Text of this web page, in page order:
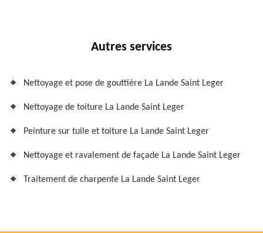
Autres services
Nettoyage et pose de gouttière La Lande Saint Leger
Nettoyage de toiture La Lande Saint Leger
Peinture sur tuile et toiture La Lande Saint Leger
Nettoyage et ravalement de façade La Lande Saint Leger
Traitement de charpente La Lande Saint Leger